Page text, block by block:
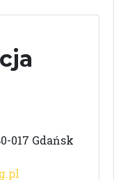
017 Gdańsk